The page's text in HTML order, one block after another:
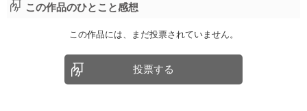
この作品のひとこと感想
この作品には、まだ投票されていません。
投票する